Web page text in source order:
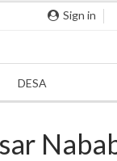
Sign in
DESA